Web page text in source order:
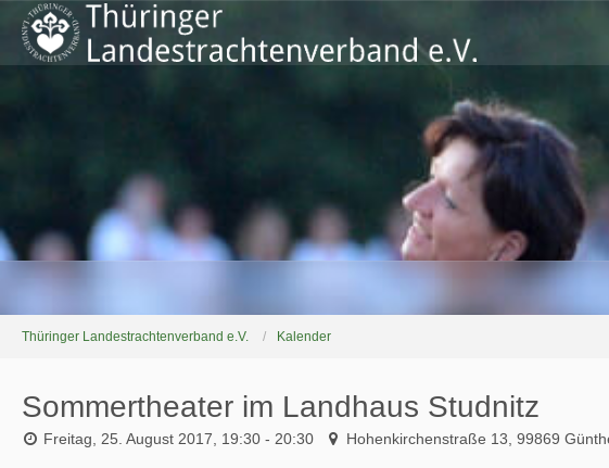
Thüringer Landestrachtenverband e.V. Kalender
Sommertheater im Landhaus Studnitz
Freitag, 25. August 2017, 19:30 - 20:30 Hohenkirchenstraße 13, 99869